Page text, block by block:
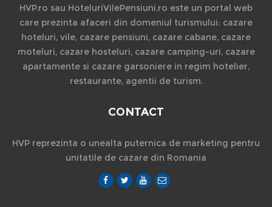
HVP.ro sau HoteluriVilePensiuni.ro este un portal web
care prezinta afaceri din domeniul turismului: cazare
hoteluri, vile, cazare pensiuni, cazare cabane, cazare
moteluri, cazare hosteluri, cazare camping-uri, cazare
apartamente si cazare garsoniere in regim hotelier,
restaurante, agentii de turism.
CONTACT
HVP reprezinta o unealta puternica de marketing pentru
unitatile de cazare din Romania